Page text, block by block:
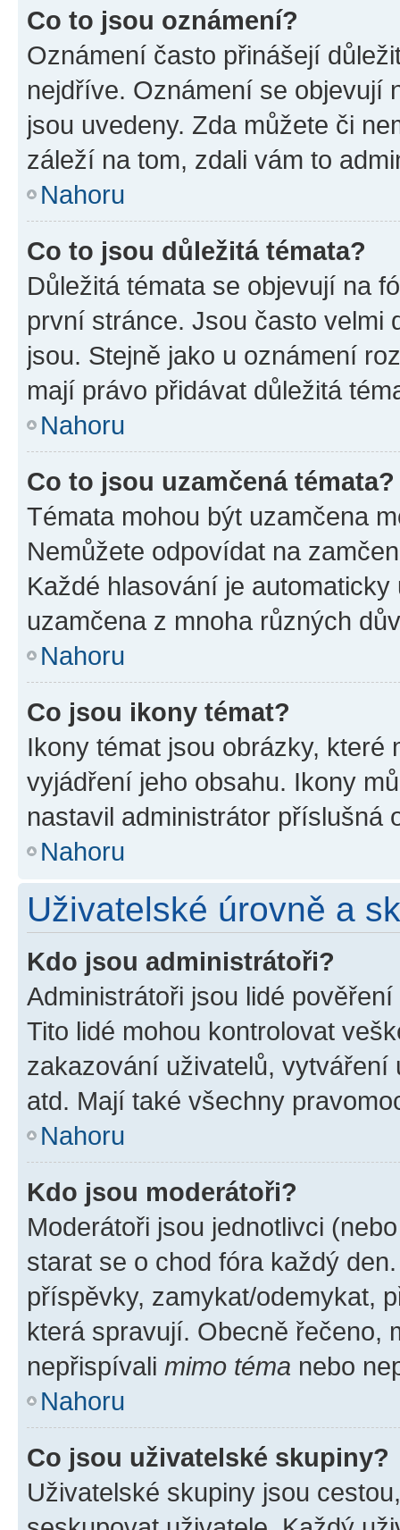
Co to jsou oznámení?
Oznámení často přinášejí
nejdříve. Oznámení se objevují
jsou uvedeny. Zda můžete či
záleží na tom, zdali vám to
Nahoru
Co to jsou důležitá témata?
Důležitá témata se objevují na
první stránce. Jsou často velmi
jsou. Stejně jako u oznámení
mají právo přidávat důležitá
Nahoru
Co to jsou uzamčená témata?
Témata mohou být uzamčena
Nemůžete odpovídat na
Každé hlasování je
uzamčena z mnoha různých
Nahoru
Co jsou ikony témat?
Ikony témat jsou obrázky,
vyjádření jeho obsahu. Ikony
nastavil administrátor příslušná
Nahoru
Uživatelské úrovně a
Kdo jsou administrátoři?
Administrátoři jsou lidé
Tito lidé mohou kontrolovat
zakazování uživatelů,
atd. Mají také všechny
Nahoru
Kdo jsou moderátoři?
Moderátoři jsou jednotlivci
starat se o chod fóra každý
příspěvky, zamykat/odemykat,
která spravují. Obecně řečeno,
nepřispívali mimo téma nebo
Nahoru
Co jsou uživatelské skupiny?
Uživatelské skupiny jsou